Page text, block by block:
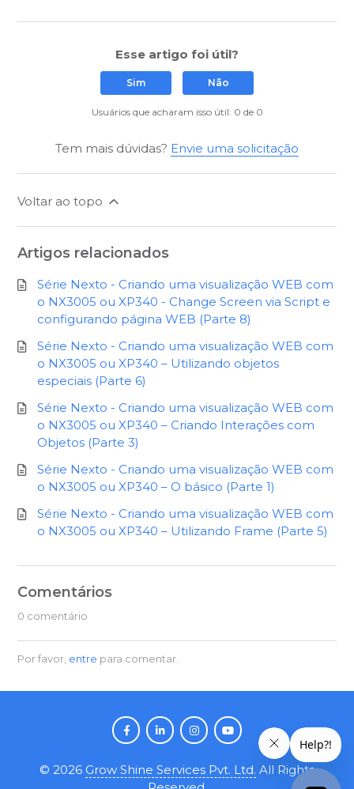
Esse artigo foi útil?
Sim Não
Usuários que acharam isso útil: 0 de 0
Tem mais dúvidas? Envie uma solicitação
Voltar ao topo
Artigos relacionados
Série Nexto - Criando uma visualização WEB com
o NX3005 ou XP340 - Change Screen via Script e
configurando página WEB (Parte 8)
Série Nexto - Criando uma visualização WEB com
o NX3005 ou XP340 – Utilizando objetos
especiais (Parte 6)
Série Nexto - Criando uma visualização WEB com
o NX3005 ou XP340 – Criando Interações com
Objetos (Parte 3)
Série Nexto - Criando uma visualização WEB com
o NX3005 ou XP340 – O básico (Parte 1)
Série Nexto - Criando uma visualização WEB com
o NX3005 ou XP340 – Utilizando Frame (Parte 5)
Comentários
0 comentário
Por favor, entre para comentar.
© 2026 Grow Shine Services Pvt. Ltd. All Rights